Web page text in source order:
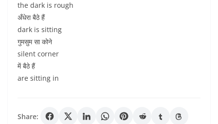
the dark is rough
अँधेरा बैठे हैं
dark is sitting
गुमसुम सा कोने
silent corner
में बैठे हैं
are sitting in
Share: